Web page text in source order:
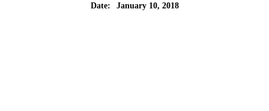
Date:
January 10, 2018